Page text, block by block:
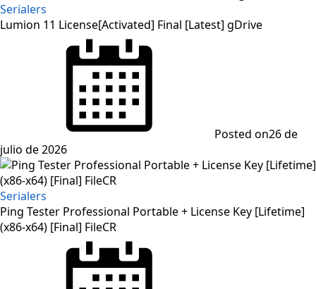
Serialers
Lumion 11 License[Activated] Final [Latest] gDrive
Posted on26 de
julio de 2026
Serialers
Ping Tester Professional Portable + License Key [Lifetime]
(x86-x64) [Final] FileCR